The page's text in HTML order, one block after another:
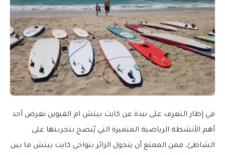
في إطار التعرف على نبذة عن كايت بيتش ام القيوين نعرض أحد
أهم الأنشطة الرياضية المتميزة التي يُنصح بتجربتها على
الشاطئ، فمن الممتع أن يتجول الزائر بنواحي كايت بيتش ما بين